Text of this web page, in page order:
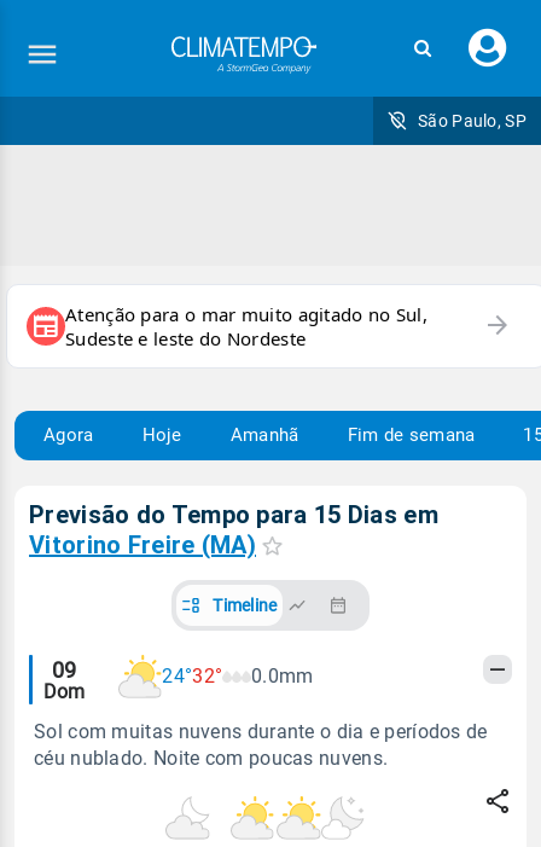
seu
São Paulo, SP
newspaper Atenção para o mar muito agitado no Sul,
Sudeste e leste do Nordeste
arrow_forward
Agora Hoje Amanhã Fim de semana
Previsão do Tempo para 15 Dias em
Vitorino Freire (MA)
Timeline
Alertas
meteorológicos
09
Dom
24°32° 0.0mm
Sol com muitas nuvens durante o dia e períodos de
céu nublado. Noite com poucas nuvens.